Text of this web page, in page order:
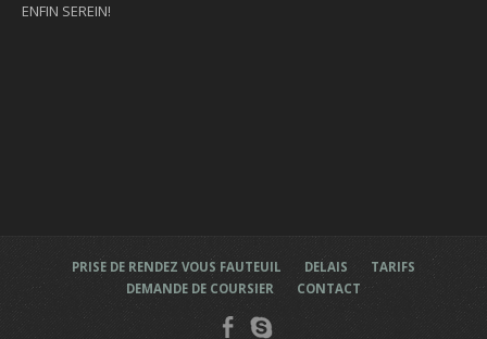
ENFIN SEREIN!
PRISE DE RENDEZ VOUS FAUTEUIL DELAIS
TARIFS
DEMANDE DE COURSIER
CONTACT